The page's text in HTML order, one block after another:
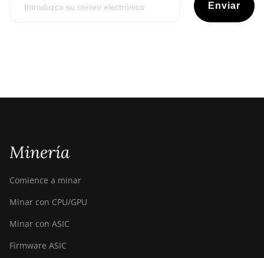
Enviar
Minería
Comience a minar
Minar con CPU/GPU
Minar con ASIC
Firmware ASIC